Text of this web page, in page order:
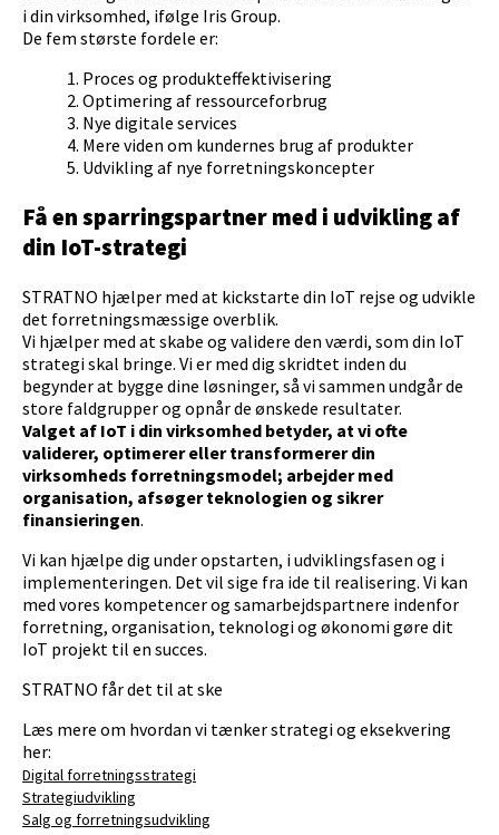
i din virksomhed, ifølge Iris Group.
De fem største fordele er:
1. Proces og produkteffektivisering
2. Optimering af ressourceforbrug
3. Nye digitale services
4. Mere viden om kundernes brug af produkter
5. Udvikling af nye forretningskoncepter
Få en sparringspartner med i udvikling af
din IoT-strategi
STRATNO hjælper med at kickstarte din IoT rejse og udvikle
det forretningsmæssige overblik.
Vi hjælper med at skabe og validere den værdi, som din IoT
strategi skal bringe. Vi er med dig skridtet inden du
begynder at bygge dine løsninger, så vi sammen undgår de
store faldgrupper og opnår de ønskede resultater.
Valget af IoT i din virksomhed betyder, at vi ofte
validerer, optimerer eller transformerer din
virksomheds forretningsmodel; arbejder med
organisation, afsøger teknologien og sikrer
finansieringen.
Vi kan hjælpe dig under opstarten, i udviklingsfasen og i
implementeringen. Det vil sige fra ide til realisering. Vi kan
med vores kompetencer og samarbejdspartnere indenfor
forretning, organisation, teknologi og økonomi gøre dit
IoT projekt til en succes.
STRATNO får det til at ske
Læs mere om hvordan vi tænker strategi og eksekvering
her:
Digital forretningsstrategi
Strategiudvikling
Salg og forretningsudvikling